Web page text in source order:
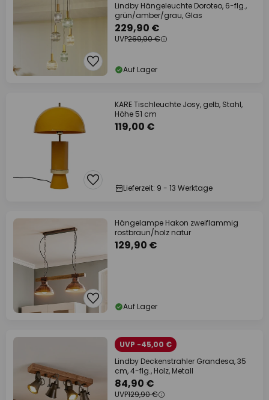
Lindby Hängeleuchte Doroteo, 6-flg.,
grün/amber/grau, Glas
229,90 €
UVP269,90 €
Auf Lager
KARE Tischleuchte Josy, gelb, Stahl,
Höhe 51 cm
119,00 €
Lieferzeit: 9 - 13 Werktage
Hängelampe Hakon zweiflammig
rostbraun/holz natur
129,90 €
Auf Lager
UVP -45,00 €
Lindby Deckenstrahler Grandesa, 35
cm, 4-flg., Holz, Metall
84,90 €
UVP129,90 €